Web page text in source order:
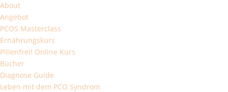
About
Angebot
PCOS Masterclass
Ernährungskurs
Pillenfrei! Online Kurs
Bücher
Diagnose Guide
Leben mit dem PCO Syndrom